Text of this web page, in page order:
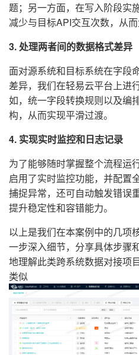
题；另一方面，在写入阶段实
减少与目标API交互次数，从而
3. 处理两者间的数据格式差异
面对源系统和目标系统在字段
差异，我们在轻易云平台上进
如，统一字段转换规则以及编
构，从而实现平滑过渡。
4. 实现实时监控和日志记录
为了能够随时掌握整个流程运
启用了实时监控功能，并配置
捕捉异常，还可自动触发错误
提升稳定性和容错能力。
以上是我们在本案例中的几项
一步深入细节，分享具体步骤
地理解此类跨系统数据对接项
类似